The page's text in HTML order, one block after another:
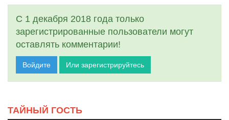
С 1 декабря 2018 года только
зарегистрированные пользователи могут
оставлять комментарии!
Войдите Или зарегистрируйтесь
ТАЙНЫЙ ГОСТЬ